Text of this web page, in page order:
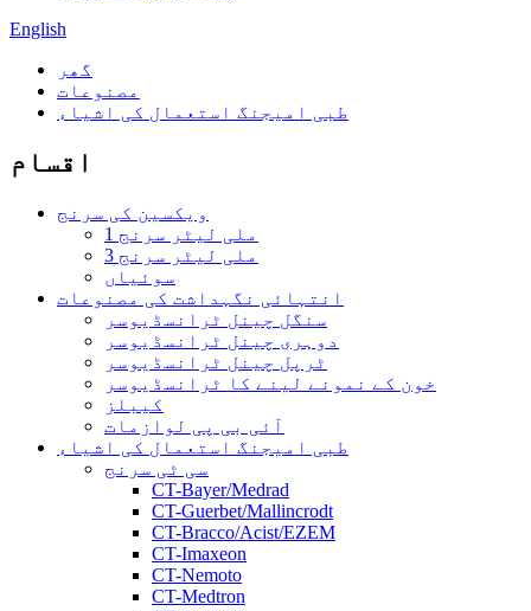
English
گھر
مصنوعات
طبی امیجنگ استعمال کی اشیاء
اقسام
ویکسین کی سرنج
1 ملی لیٹر سرنج
3 ملی لیٹر سرنج
سوئیاں
انتہائی نگہداشت کی مصنوعات
سنگل چینل ٹرانسڈیوسر
دوہری چینل ٹرانسڈیوسر
ٹرپل چینل ٹرانسڈیوسر
خون کے نمونے لینے کا ٹرانسڈیوسر
کیبلز
آئی بی پی لوازمات
طبی امیجنگ استعمال کی اشیاء
سی ٹی سرنج
CT-Bayer/Medrad
CT-Guerbet/Mallincrodt
CT-Bracco/Acist/EZEM
CT-Imaxeon
CT-Nemoto
CT-Medtron